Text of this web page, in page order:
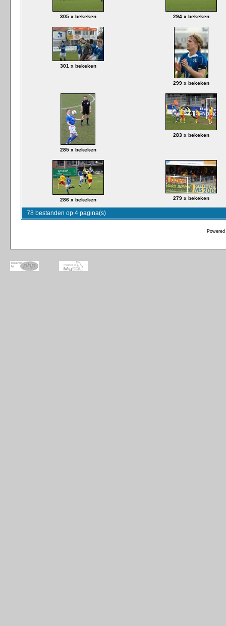
305 x bekeken 294 x bekeken
301 x bekeken
299 x bekeken
285 x bekeken
283 x bekeken
286 x bekeken 279 x bekeken
78 bestanden op 4 pagina(s)